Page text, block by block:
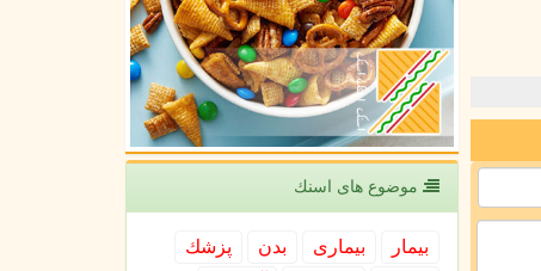
موضوع های اسنك
بیمار بیماری بدن
پزشك